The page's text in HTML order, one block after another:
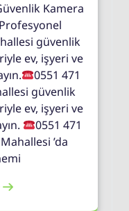
Kamera
güvenlik
ev, işyeri ve
0551 471
güvenlik
ev, işyeri ve
0551 471
’da